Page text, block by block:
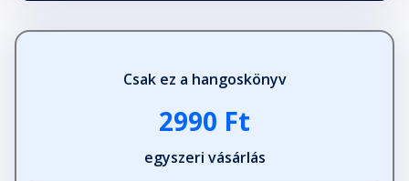
Csak ez a hangoskönyv
2990 Ft
egyszeri vásárlás